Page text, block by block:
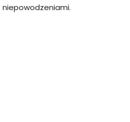
niepowodzeniami.